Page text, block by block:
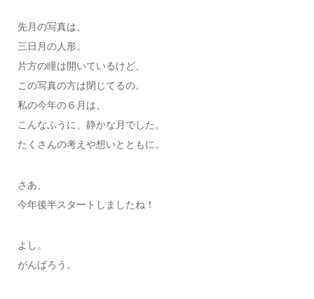
先月の写真は、
三日月の人形。
片方の瞳は開いているけど、
この写真の方は閉じてるの。
私の今年の６月は、
こんなふうに、静かな月でした。
たくさんの考えや想いとともに。
さあ、
今年後半スタートしましたね！
よし。
がんばろう。